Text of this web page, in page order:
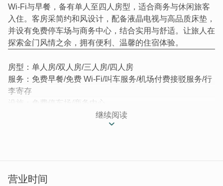
Wi-Fi与早餐，备有单人至四人房型，适合商务与休闲旅客
入住。客房采简约和风设计，配备液晶电视与高品质床垫，
并设有免费停车场与商务中心，结合实用与舒适。让旅人在
探索金门风情之余，拥有便利、温馨的住宿体验。
房型：单人房/双人房/三人房/四人房
服务：免费早餐/免费 Wi-Fi/叫车服务/机场付费接驳服务/行
李寄存
设施：免费停车场/商务中心
海福商务饭店位於金门金城市中心，设备新式的商务饭店拥
继续阅读
营业时间